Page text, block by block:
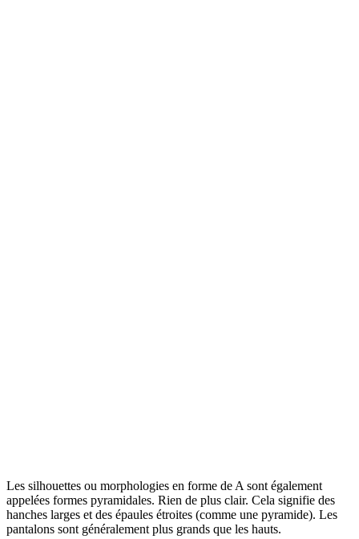
Les silhouettes ou morphologies en forme de A sont également
appelées formes pyramidales. Rien de plus clair. Cela signifie des
hanches larges et des épaules étroites (comme une pyramide). Les
pantalons sont généralement plus grands que les hauts.